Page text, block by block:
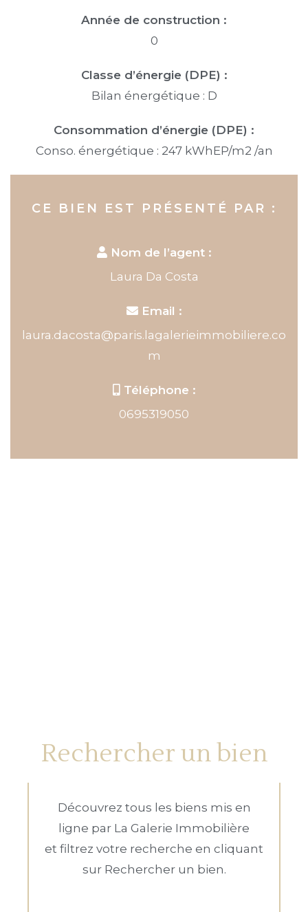
Année de construction :
0
Classe d’énergie (DPE) :
Bilan énergétique : D
Consommation d’énergie (DPE) :
Conso. énergétique : 247 kWhEP/m2 /an
CE BIEN EST PRÉSENTÉ PAR :
Nom de l’agent :
Laura Da Costa
Email :
laura.dacosta@paris.lagalerieimmobiliere.co
m
Téléphone :
0695319050
Rechercher un bien
Découvrez tous les biens mis en
ligne par La Galerie Immobilière
et filtrez votre recherche en cliquant
sur Rechercher un bien.